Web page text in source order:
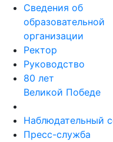
Сведения об
образовательной
организации
Ректор
Руководство
80 лет
Великой Победе
Наблюдательный
Пресс-служба